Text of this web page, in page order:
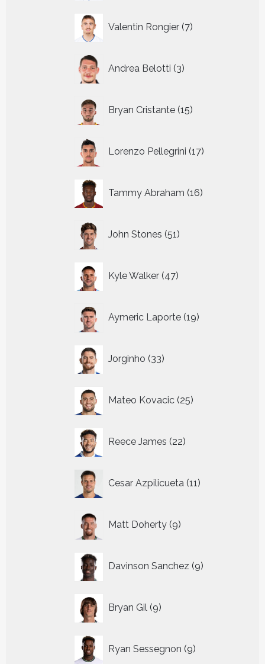
Valentin Rongier 7
producten
Andrea Belotti 3
producten
Bryan Cristante 15
producten
Lorenzo Pellegrini 17
producten
Tammy Abraham 16
producten
John Stones 51
producten
Kyle Walker 47
producten
Aymeric Laporte 19
producten
Jorginho 33
producten
Mateo Kovacic 25
producten
Reece James 22
producten
Cesar Azpilicueta 11
producten
Matt Doherty 9
producten
Davinson Sanchez 9
producten
Bryan Gil 9
producten
Ryan Sessegnon 9
producten